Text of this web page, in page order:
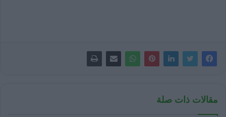
مقالات ذات صلة